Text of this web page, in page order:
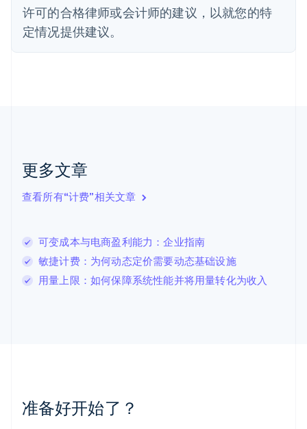
许可的合格律师或会计师的建议，以就您的特
定情况提供建议。
更多文章
查看所有“计费”相关文章
可变成本与电商盈利能力：企业指南
敏捷计费：为何动态定价需要动态基础设施
用量上限：如何保障系统性能并将用量转化为收入
准备好开始了？
芬兰
EnglishSvenska
English
English
卢森堡
罗马尼亚
English
挪威